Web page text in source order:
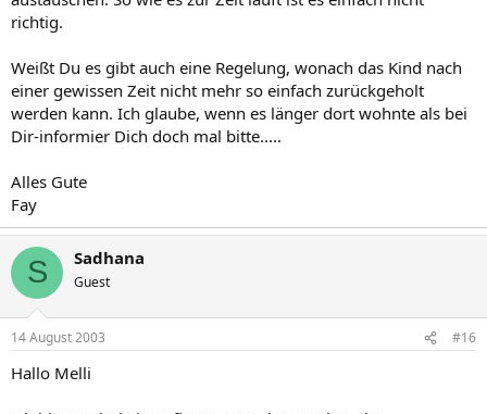
richtig.
Weißt Du es gibt auch eine Regelung, wonach das Kind nach
einer gewissen Zeit nicht mehr so einfach zurückgeholt
werden kann. Ich glaube, wenn es länger dort wohnte als bei
Dir-informier Dich doch mal bitte.....
Alles Gute
Fay
S Sadhana
Guest
14 August 2003 #16
Hallo Melli